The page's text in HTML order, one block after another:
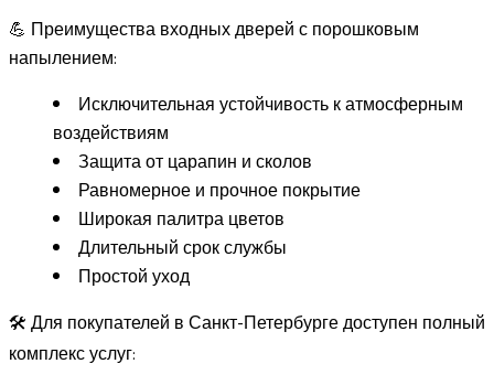
💪 Преимущества входных дверей с порошковым
напылением:
Исключительная устойчивость к атмосферным
воздействиям
Защита от царапин и сколов
Равномерное и прочное покрытие
Широкая палитра цветов
Длительный срок службы
Простой уход
🛠️ Для покупателей в Санкт-Петербурге доступен полный
комплекс услуг: